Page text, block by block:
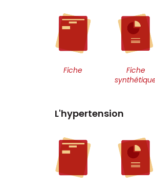
Fiche
Fiche
L'hypertension